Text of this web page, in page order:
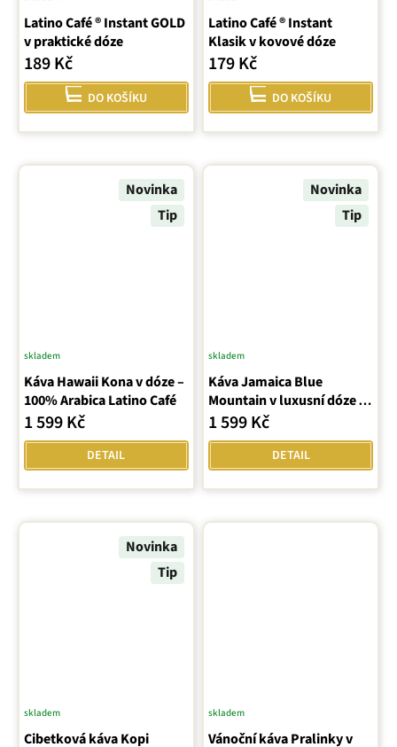
Latino Café ® Instant GOLD
v praktické dóze
189 Kč
DO KOŠÍKU
Latino Café ® Instant
Klasik v kovové dóze
179 Kč
DO KOŠÍKU
Novinka
Tip
Káva Hawaii Kona v dóze –
100% Arabica Latino Café
skladem
1 599 Kč
DETAIL
Novinka
Tip
Káva Jamaica Blue
Mountain v luxusní dóze –
100% Arabica
skladem
1 599 Kč
DETAIL
Novinka
Tip
Cibetková káva Kopi
skladem
Vánoční káva Pralinky v
skladem